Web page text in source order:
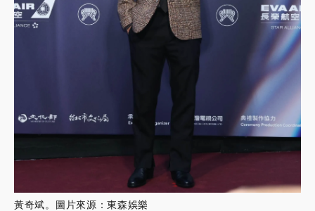
黃奇斌。圖片來源：東森娛樂